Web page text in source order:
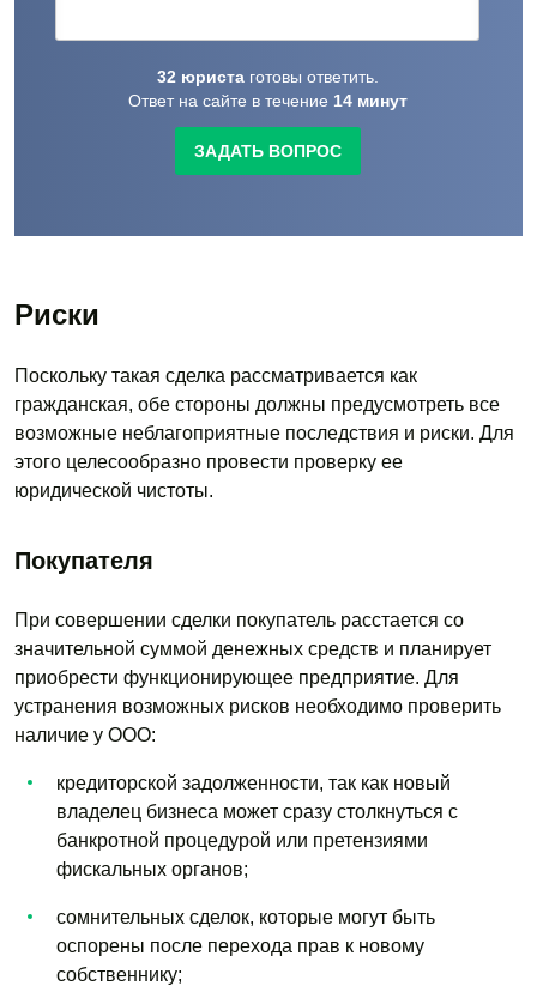
32 юриста готовы ответить.
Ответ на сайте в течение 14 минут
ЗАДАТЬ ВОПРОС
Риски
Поскольку такая сделка рассматривается как
гражданская, обе стороны должны предусмотреть все
возможные неблагоприятные последствия и риски. Для
этого целесообразно провести проверку ее
юридической чистоты.
Покупателя
При совершении сделки покупатель расстается со
значительной суммой денежных средств и планирует
приобрести функционирующее предприятие. Для
устранения возможных рисков необходимо проверить
наличие у ООО:
кредиторской задолженности, так как новый
владелец бизнеса может сразу столкнуться с
банкротной процедурой или претензиями
фискальных органов;
сомнительных сделок, которые могут быть
оспорены после перехода прав к новому
собственнику;